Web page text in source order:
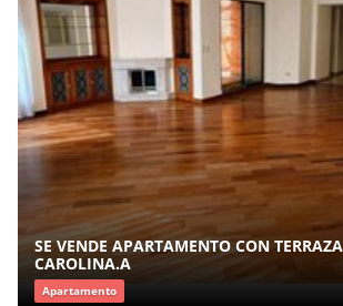
SE VENDE APARTAMENTO CON
CAROLINA.A
Apartamento